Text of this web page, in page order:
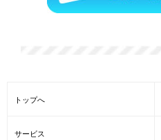
トップへ
サービス